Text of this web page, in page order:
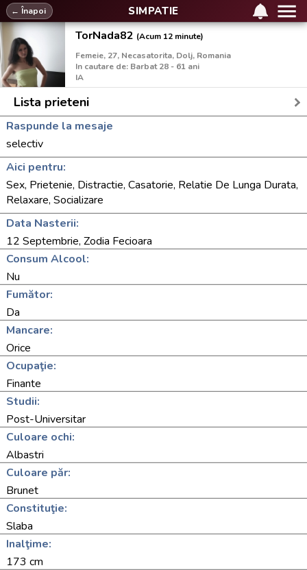
SIMPATIE
← Înapoi
TorNada82 (Acum 12 minute)
Femeie, 27, Necasatorita, Dolj, Romania
In cautare de: Barbat 28 - 61 ani
IA
Lista prieteni
Raspunde la mesaje
selectiv
Aici pentru:
Sex, Prietenie, Distractie, Casatorie, Relatie De Lunga Durata,
Relaxare, Socializare
Data Nasterii:
12 Septembrie, Zodia Fecioara
Consum Alcool:
Nu
Fumător:
Da
Mancare:
Orice
Ocupaţie:
Finante
Studii:
Post-Universitar
Culoare ochi:
Albastri
Culoare păr:
Brunet
Constituţie:
Slaba
Inalţime:
173 cm